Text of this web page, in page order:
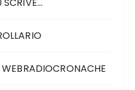
WEBRADIOCRONACHE